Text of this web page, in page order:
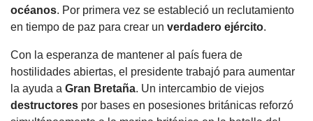
océanos. Por primera vez se estableció un reclutamiento
en tiempo de paz para crear un verdadero ejército.
Con la esperanza de mantener al país fuera de
hostilidades abiertas, el presidente trabajó para aumentar
la ayuda a Gran Bretaña. Un intercambio de viejos
destructores por bases en posesiones británicas reforzó